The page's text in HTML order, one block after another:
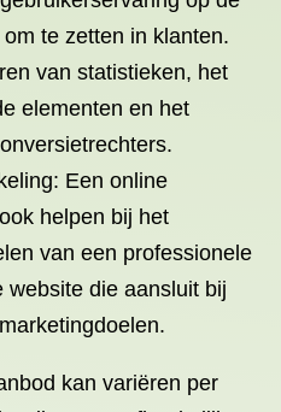
te zetten in klanten.
van statistieken, het
elementen en het
Een online
helpen bij het
van een professionele
die aansluit bij
kan variëren per